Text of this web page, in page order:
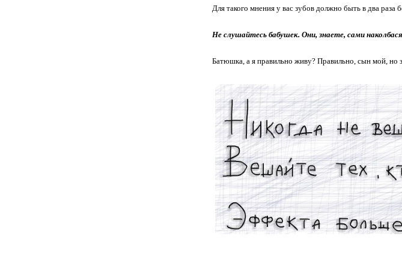
Для такого мнения у вас зубов должно быть в два раза
Не слушайтесь бабушек. Они, знаете, сами
Батюшка, а я правильно живу? Правильно, сын мой, но